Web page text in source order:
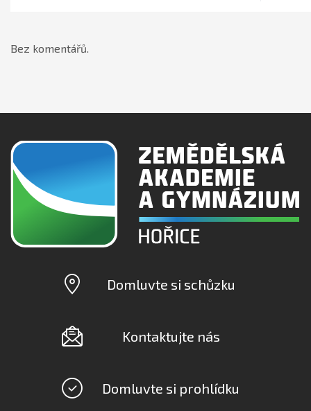
Bez komentářů.
Domluvte si schůzku
Kontaktujte nás
Domluvte si prohlídku